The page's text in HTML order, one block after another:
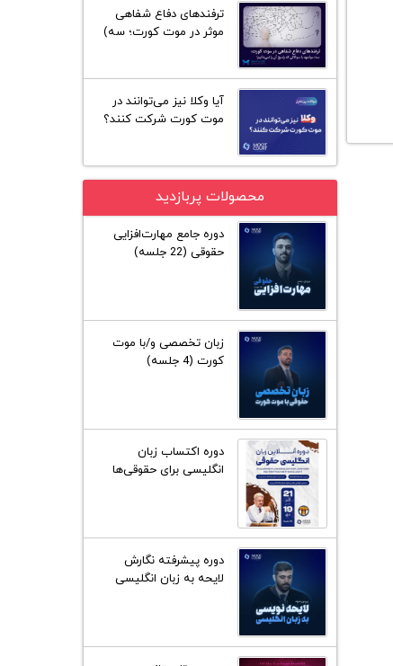
ترفند‌های دفاع شفاهی
موثر در موت کورت؛ سه)
آیا وکلا نیز می‌توانند در
موت کورت شرکت کنند؟
محصولات پربازدید
دوره جامع مهارت‌افزایی
حقوقی (22 جلسه)
زبان تخصصی و/با موت
کورت (4 جلسه)
دوره اکتساب زبان
انگلیسی برای حقوقی‌ها
دوره پیشرفته نگارش
لایحه به زبان انگلیسی